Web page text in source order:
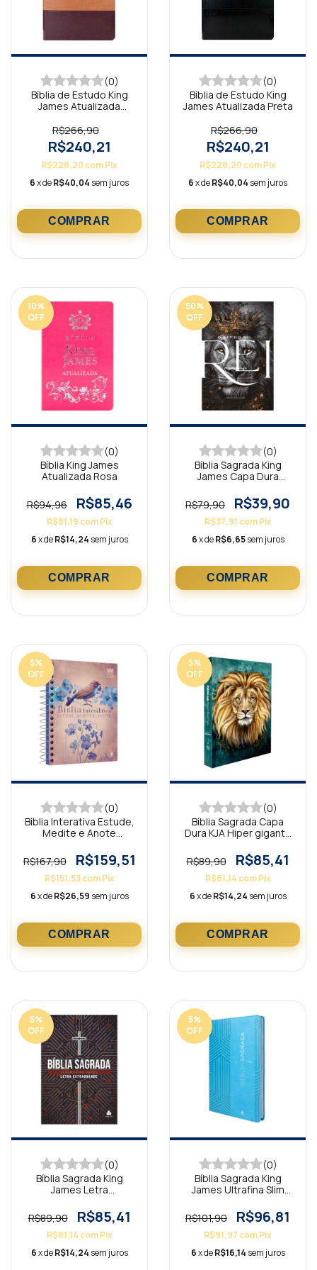
(0)
Bíblia de Estudo King
James Atualizada
R$266,90
R$240,21
R$228,20 comPix
6x deR$40,04 sem juros
(0)
Bíblia de Estudo King
James Atualizada Preta
R$266,90
R$240,21
R$228,20 comPix
6x deR$40,04 sem juros
10%
OFF
(0)
Bíblia King James
Atualizada Rosa
R$94,96 R$85,46
R$81,19 com Pix
6x deR$14,24 sem juros
50%
OFF
(0)
Bíblia Sagrada King
James Capa Dura
Rei KJA
R$79,90 R$39,90
R$37,91 com Pix
6x deR$6,65 sem juros
5%
OFF
(0)
Bíblia Interativa Estude,
Medite e Anote
R$167,90
R$159,51
R$151,53com Pix
6x deR$26,59 sem juros
5%
OFF
(0)
Bíblia Sagrada Capa
Dura KJA Hiper gigante
R$89,90
R$85,41
R$81,14 com Pix
6x deR$14,24 sem juros
5%
OFF
(0)
Bíblia Sagrada King
James Letra
R$89,90
R$85,41
R$81,14 com Pix
6x deR$14,24 sem juros
5%
OFF
(0)
Bíblia Sagrada King
James Ultrafina Slim
R$101,90
R$96,81
R$91,97 comPix
6x deR$16,14 sem juros